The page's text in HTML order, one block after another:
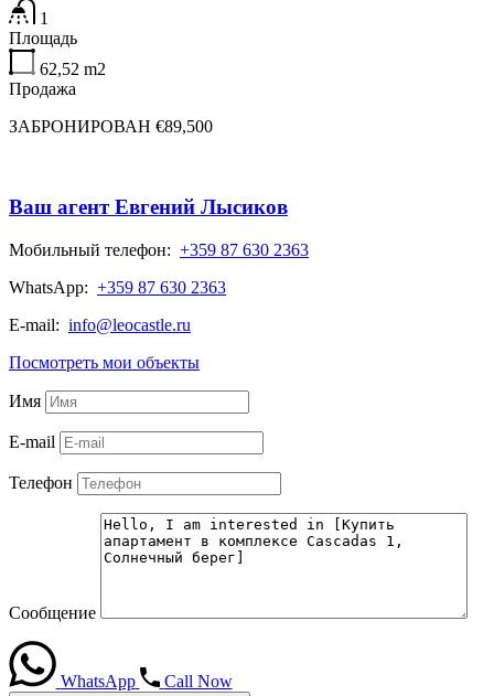
1
Площадь
62,52 m2
Продажа
ЗАБРОНИРОВАН €89,500
Ваш агент Евгений Лысиков
Мобильный телефон: +359 87 630 2363
WhatsApp: +359 87 630 2363
E-mail: info@leocastle.ru
Посмотреть мои объекты
Имя
E-mail
Телефон
Сообщение
WhatsApp Call Now